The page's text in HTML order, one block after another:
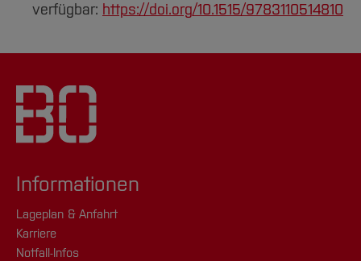
verfügbar: https://doi.org/10.1515/9783110514810
Informationen
Lageplan & Anfahrt
Karriere
Notfall-Infos